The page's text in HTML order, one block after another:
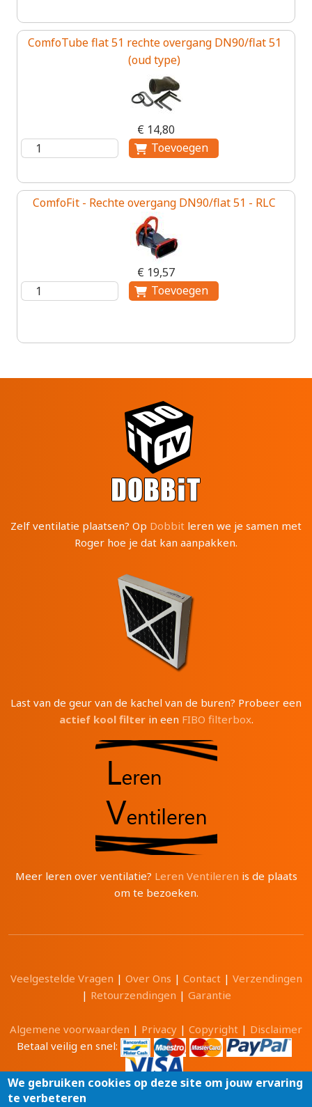
ComfoTube flat 51 rechte overgang DN90/flat 51
(oud type)
€ 14,80
ComfoFit - Rechte overgang DN90/flat 51 - RLC
€ 19,57
Zelf ventilatie plaatsen? Op Dobbit leren we je samen met
Roger hoe je dat kan aanpakken.
Last van de geur van de kachel van de buren? Probeer een
actief kool filterin een FIBO filterbox.
Meer leren over ventilatie? Leren Ventileren is de plaats
om te bezoeken.
Veelgestelde Vragen | Over Ons | Contact| Verzendingen
| Retourzendingen | Garantie
Algemene voorwaarden | Privacy | Copyright | Disclaimer
Betaal veilig en snel:
We gebruiken cookies op deze site om jouw ervaring
te verbeteren